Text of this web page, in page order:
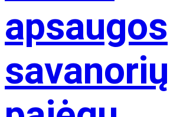
apsaugos
savanorių